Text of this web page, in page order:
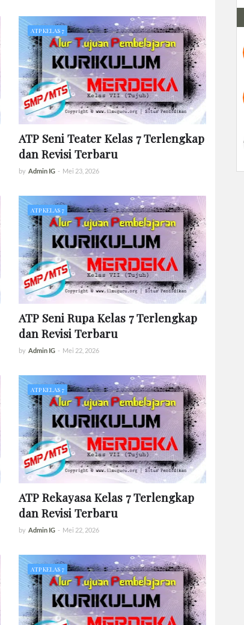
ATP KELAS 7
ATP Seni Teater Kelas 7 Terlengkap
dan Revisi Terbaru
by Admin IG - Mei 23, 2026
ATP KELAS 7
ATP Seni Rupa Kelas 7 Terlengkap
dan Revisi Terbaru
by Admin IG - Mei 22, 2026
ATP KELAS 7
ATP Rekayasa Kelas 7 Terlengkap
dan Revisi Terbaru
by Admin IG - Mei 22, 2026
ATP KELAS 7